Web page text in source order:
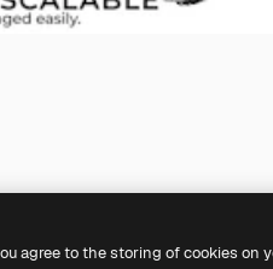
agree to the storing of cookies on